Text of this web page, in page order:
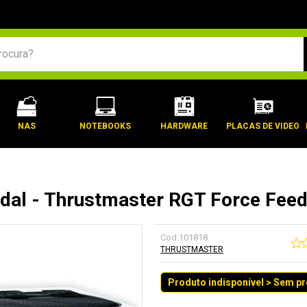
NAS NOTEBOOKS HARDWARE PLACAS DE VIDEO
- Thrustmaster RGT Force
Cod.101818
THRUSTMASTER
Produto indisponível > Sem